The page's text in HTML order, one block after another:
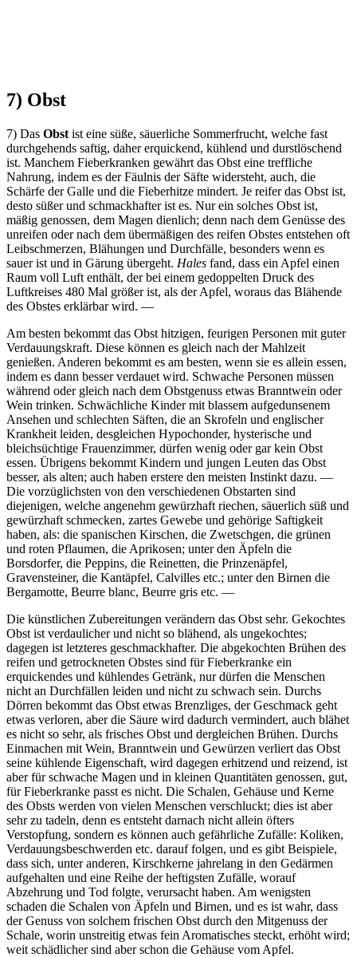
7) Obst
7) Das Obst ist eine süße, säuerliche Sommerfrucht, welche fast
durchgehends saftig, daher erquickend, kühlend und durstlöschend
ist. Manchem Fieberkranken gewährt das Obst eine treffliche
Nahrung, indem es der Fäulnis der Säfte widersteht, auch, die
Schärfe der Galle und die Fieberhitze mindert. Je reifer das Obst ist,
desto süßer und schmackhafter ist es. Nur ein solches Obst ist,
mäßig genossen, dem Magen dienlich; denn nach dem Genüsse des
unreifen oder nach dem übermäßigen des reifen Obstes entstehen oft
Leibschmerzen, Blähungen und Durchfälle, besonders wenn es
sauer ist und in Gärung übergeht. Hales fand, dass ein Apfel einen
Raum voll Luft enthält, der bei einem gedoppelten Druck des
Luftkreises 480 Mal größer ist, als der Apfel, woraus das Blähende
des Obstes erklärbar wird. —
Am besten bekommt das Obst hitzigen, feurigen Personen mit guter
Verdauungskraft. Diese können es gleich nach der Mahlzeit
genießen. Anderen bekommt es am besten, wenn sie es allein essen,
indem es dann besser verdauet wird. Schwache Personen müssen
während oder gleich nach dem Obstgenuss etwas Branntwein oder
Wein trinken. Schwächliche Kinder mit blassem aufgedunsenem
Ansehen und schlechten Säften, die an Skrofeln und englischer
Krankheit leiden, desgleichen Hypochonder, hysterische und
bleichsüchtige Frauenzimmer, dürfen wenig oder gar kein Obst
essen. Übrigens bekommt Kindern und jungen Leuten das Obst
besser, als alten; auch haben erstere den meisten Instinkt dazu. —
Die vorzüglichsten von den verschiedenen Obstarten sind
diejenigen, welche angenehm gewürzhaft riechen, säuerlich süß und
gewürzhaft schmecken, zartes Gewebe und gehörige Saftigkeit
haben, als: die spanischen Kirschen, die Zwetschgen, die grünen
und roten Pflaumen, die Aprikosen; unter den Äpfeln die
Borsdorfer, die Peppins, die Reinetten, die Prinzenäpfel,
Gravensteiner, die Kantäpfel, Calvilles etc.; unter den Birnen die
Bergamotte, Beurre blanc, Beurre gris etc. —
Die künstlichen Zubereitungen verändern das Obst sehr. Gekochtes
Obst ist verdaulicher und nicht so blähend, als ungekochtes;
dagegen ist letzteres geschmackhafter. Die abgekochten Brühen des
reifen und getrockneten Obstes sind für Fieberkranke ein
erquickendes und kühlendes Getränk, nur dürfen die Menschen
nicht an Durchfällen leiden und nicht zu schwach sein. Durchs
Dörren bekommt das Obst etwas Brenzliges, der Geschmack geht
etwas verloren, aber die Säure wird dadurch vermindert, auch blähet
es nicht so sehr, als frisches Obst und dergleichen Brühen. Durchs
Einmachen mit Wein, Branntwein und Gewürzen verliert das Obst
seine kühlende Eigenschaft, wird dagegen erhitzend und reizend, ist
aber für schwache Magen und in kleinen Quantitäten genossen, gut,
für Fieberkranke passt es nicht. Die Schalen, Gehäuse und Kerne
des Obsts werden von vielen Menschen verschluckt; dies ist aber
sehr zu tadeln, denn es entsteht darnach nicht allein öfters
Verstopfung, sondern es können auch gefährliche Zufälle: Koliken,
Verdauungsbeschwerden etc. darauf folgen, und es gibt Beispiele,
dass sich, unter anderen, Kirschkerne jahrelang in den Gedärmen
aufgehalten und eine Reihe der heftigsten Zufälle, worauf
Abzehrung und Tod folgte, verursacht haben. Am wenigsten
schaden die Schalen von Äpfeln und Birnen, und es ist wahr, dass
der Genuss von solchem frischen Obst durch den Mitgenuss der
Schale, worin unstreitig etwas fein Aromatisches steckt, erhöht wird;
weit schädlicher sind aber schon die Gehäuse vom Apfel.